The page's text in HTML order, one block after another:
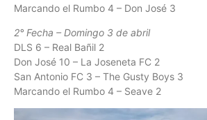
Marcando el Rumbo 4 – Don José 3
2° Fecha – Domingo 3 de abril
DLS 6 – Real Bañil 2
Don José 10 – La Joseneta FC 2
San Antonio FC 3 – The Gusty Boys 3
Marcando el Rumbo 4 – Seave 2